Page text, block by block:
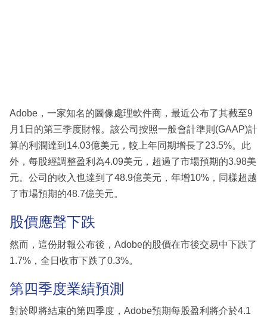
區
Adobe，一家知名的圖像處理軟件商，最近公布了其截至9
月1日的第三季度財報。該公司按照一般會計準則(GAAP)計
算的利潤達到14.03億美元，較上年同期增長了23.5%。此
外，每股經調整盈利為4.09美元，超過了市場預期的3.98美
元。公司的收入也達到了48.9億美元，年增10%，同樣超越
了市場預期的48.7億美元。
股價應聲下跌
然而，這份財報公布後，Adobe的股價在市後交易中下跌了
1.7%，全日收市下跌了0.3%。
第四季度業績預測
對於即將結束的第四季度，Adobe預期每股盈利將介於4.1